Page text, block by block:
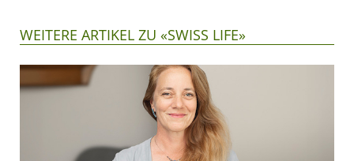
WEITERE ARTIKEL ZU «SWISS LIFE»